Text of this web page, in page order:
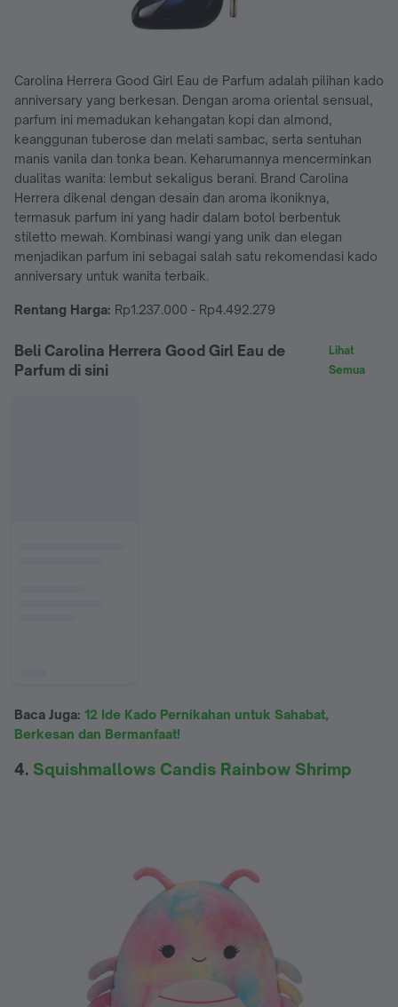
Carolina Herrera Good Girl Eau de Parfum adalah pilihan kado
anniversary yang berkesan. Dengan aroma oriental sensual,
parfum ini memadukan kehangatan kopi dan almond,
keanggunan tuberose dan melati sambac, serta sentuhan
manis vanila dan tonka bean. Keharumannya mencerminkan
dualitas wanita: lembut sekaligus berani. Brand Carolina
Herrera dikenal dengan desain dan aroma ikoniknya,
termasuk parfum ini yang hadir dalam botol berbentuk
stiletto mewah. Kombinasi wangi yang unik dan elegan
menjadikan parfum ini sebagai salah satu rekomendasi kado
anniversary untuk wanita terbaik.
Rentang Harga: Rp1.237.000 - Rp4.492.279
Beli Carolina Herrera Good Girl Eau de
Parfum di sini
Lihat
Semua
Baca Juga: 12 Ide Kado Pernikahan untuk Sahabat,
Berkesan dan Bermanfaat!
4. Squishmallows Candis Rainbow Shrimp